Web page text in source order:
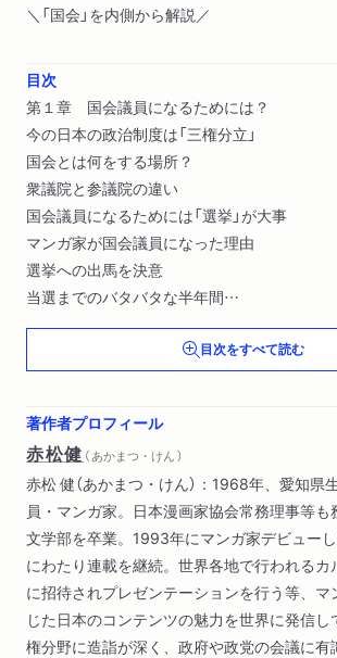
＼「国会」を内側から解説／
目次
第１章 国会議員になるためには？
今の日本の政治制度は「三権分立」
国会とは何をする場所？
衆議院と参議院の違い
国会議員になるためには「選挙」が大事
マンガ家が国会議員になった理由
選挙への出馬を決意
当選までのバタバタな半年間
国会議員になるために役立ったスキル
第２章 国会議員の職場や待遇は？
国会議員とともに働く仲間たち
まずは政治家と一緒に働いてみるのも手
議員活動に欠かせない重要アイテム
国会議員になると「できなくなる」こと
国会議員の三つの特権
議員宿舎はなぜ必要？
国会議員の報酬
国会議員はなぜパーティを開くの？
目次をすべて読む
著作者プロフィール
赤松健 （ あかまつ・けん ）
赤松 健（あかまつ・けん）：1968年、愛知県
員・マンガ家。日本漫画家協会常務理事等
文学部を卒業。1993年にマンガ家デビュー
にわたり連載を継続。世界各地で行われるカ
に招待されプレゼンテーションを行う等、マ
じた日本のコンテンツの魅力を世界に発信
権分野に造詣が深く、政府や政党の会議に有